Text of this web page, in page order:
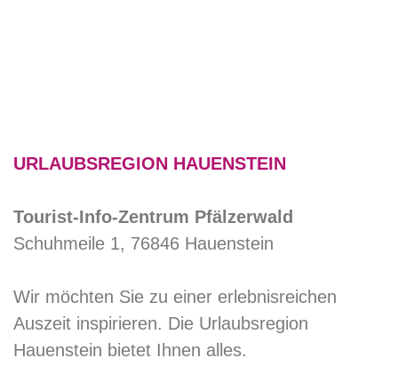
URLAUBSREGION HAUENSTEIN
Tourist-Info-Zentrum Pfälzerwald
Schuhmeile 1, 76846 Hauenstein
Wir möchten Sie zu einer erlebnisreichen
Auszeit inspirieren. Die Urlaubsregion
Hauenstein bietet Ihnen alles.